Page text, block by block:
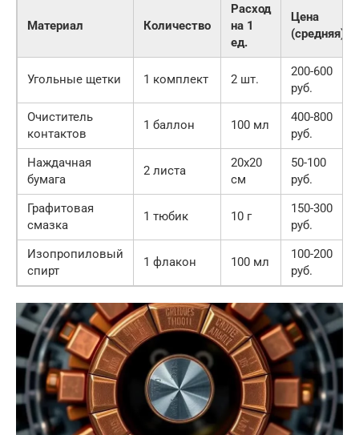
Материал Количество
Расход
на 1
ед.
Цена
(средняя)
Угольные щетки 1 комплект 2 шт.
200-600
руб.
Очиститель
контактов
1 баллон 100 мл
400-800
руб.
Наждачная
бумага
2 листа
20х20
см
50-100
руб.
Графитовая
смазка
1 тюбик 10 г
150-300
руб.
Изопропиловый
спирт
1 флакон 100 мл
100-200
руб.